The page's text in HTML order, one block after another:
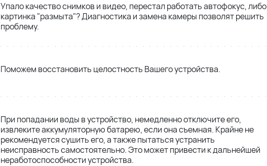
Упало качество снимков и видео, перестал работать автофокус, либо
картинка "размыта"? Диагностика и замена камеры позволят решить
проблему.
Поможем восстановить целостность Вашего устройства.
При попадании воды в устройство, немедленно отключите его,
извлеките аккумуляторную батарею, если она съемная. Крайне не
рекомендуется сушить его, а также пытаться устранить
неисправность самостоятельно. Это может привести к дальнейшей
неработоспособности устройства.